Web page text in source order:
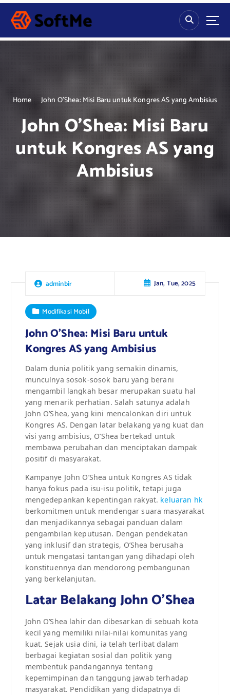
S
p
Home John O’Shea: Misi Baru untuk Kongres AS yang Ambisius
John O’Shea: Misi Baru
untuk Kongres AS yang
Ambisius
adminbir Jan, Tue, 2025
Modifikasi Mobil
John O’Shea: Misi Baru untuk
Kongres AS yang Ambisius
Dalam dunia politik yang semakin dinamis,
munculnya sosok-sosok baru yang berani
mengambil langkah besar merupakan suatu hal
yang menarik perhatian. Salah satunya adalah
John O’Shea, yang kini mencalonkan diri untuk
Kongres AS. Dengan latar belakang yang kuat dan
visi yang ambisius, O’Shea bertekad untuk
membawa perubahan dan menciptakan dampak
positif di masyarakat.
Kampanye John O’Shea untuk Kongres AS tidak
hanya fokus pada isu-isu politik, tetapi juga
mengedepankan kepentingan rakyat. keluaran hk
berkomitmen untuk mendengar suara masyarakat
dan menjadikannya sebagai panduan dalam
pengambilan keputusan. Dengan pendekatan
yang inklusif dan strategis, O’Shea berusaha
untuk mengatasi tantangan yang dihadapi oleh
konstituennya dan mendorong pembangunan
yang berkelanjutan.
Latar Belakang John O’Shea
John O’Shea lahir dan dibesarkan di sebuah kota
kecil yang memiliki nilai-nilai komunitas yang
kuat. Sejak usia dini, ia telah terlibat dalam
berbagai kegiatan sosial dan politik yang
membentuk pandangannya tentang
kepemimpinan dan tanggung jawab terhadap
masyarakat. Pendidikan yang didapatnya di